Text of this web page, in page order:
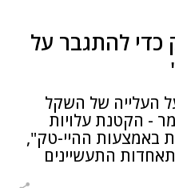
כדי להתגבר על
העלייה של השקל
- הקטנת עלויות
באמצעות ההיי-טק",
התעשיינים